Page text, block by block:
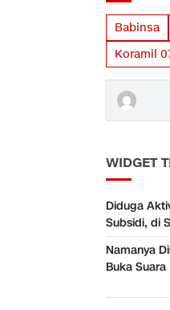
Babinsa
Koramil
WIDGET
Diduga
Subsidi, di
Namanya
Buka Suara